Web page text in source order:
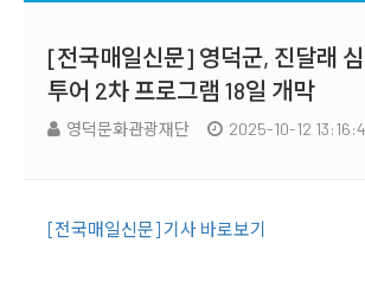
[전국매일신문] 영덕군, 진달래
투어 2차 프로그램 18일 개막
영덕문화관광재단 2025-10-12
[전국매일신문] 기사 바로보기